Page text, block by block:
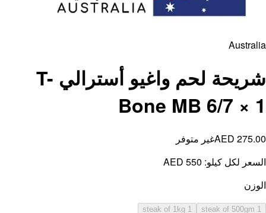
شريحة لحم واغيو أسترالي T-